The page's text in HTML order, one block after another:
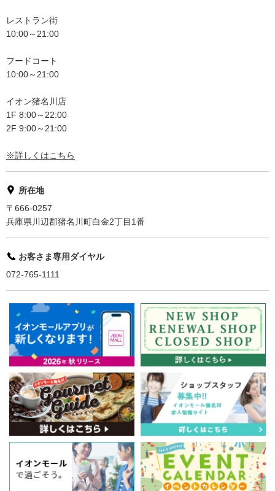
レストラン街
10:00～21:00
フードコート
10:00～21:00
イオン猪名川店
1F 8:00～22:00
2F 9:00～21:00
※詳しくはこちら
所在地
〒666-0257
兵庫県川辺郡猪名川町白金2丁目1番
お客さま専用ダイヤル
072-765-1111